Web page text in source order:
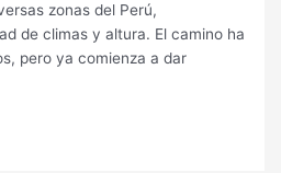
zonas del Perú,
de climas y altura. El camino ha
pero ya comienza a dar